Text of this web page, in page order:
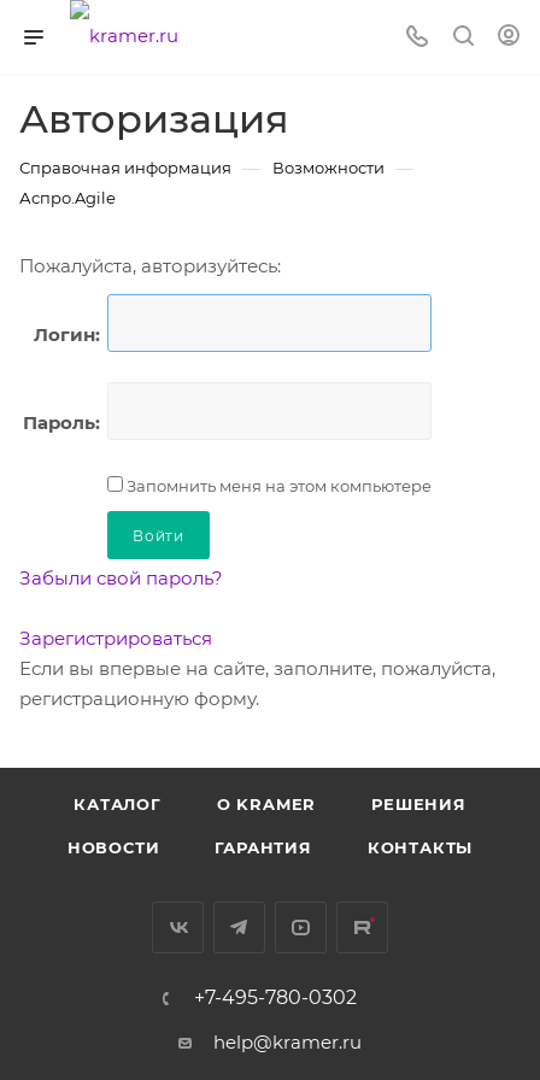
Авторизация
Справочная информация — Возможности —
Аспро.Agile
Пожалуйста, авторизуйтесь:
Логин:
Пароль:
Запомнить меня на этом компьютере
Забыли свой пароль?
Зарегистрироваться
Если вы впервые на сайте, заполните, пожалуйста,
регистрационную форму.
КАТАЛОГ O KRAMER РЕШЕНИЯ
НОВОСТИ ГАРАНТИЯ КОНТАКТЫ
+7-495-780-0302
help@kramer.ru